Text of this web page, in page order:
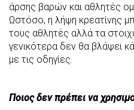
άρσης βαρών και αθλητές
Ωστόσο, η λήψη κρεατίνης
τους αθλητές αλλά τα
γενικότερα δεν θα βλάψει
με τις οδηγίες.
Ποιος δεν πρέπει να